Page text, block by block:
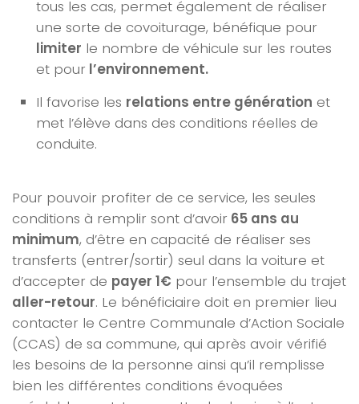
tous les cas, permet également de réaliser
une sorte de covoiturage, bénéfique pour
limiter le nombre de véhicule sur les routes
et pour l’environnement.
Il favorise les relations entre génération et
met l’élève dans des conditions réelles de
conduite.
Pour pouvoir profiter de ce service, les seules
conditions à remplir sont d’avoir 65 ans au
minimum, d’être en capacité de réaliser ses
transferts (entrer/sortir) seul dans la voiture et
d’accepter de payer 1€ pour l’ensemble du trajet
aller-retour. Le bénéficiaire doit en premier lieu
contacter le Centre Communale d’Action Sociale
(CCAS) de sa commune, qui après avoir vérifié
les besoins de la personne ainsi qu’il remplisse
bien les différentes conditions évoquées